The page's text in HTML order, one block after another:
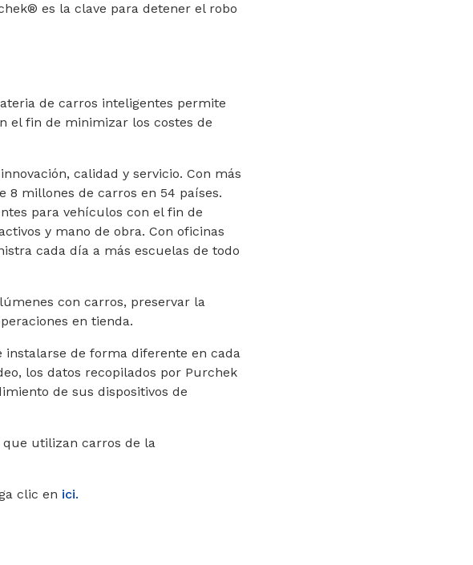
es la clave para detener el robo
de carros inteligentes permite
el fin de minimizar los costes de
calidad y servicio. Con más
8 millones de carros en 54 países.
para vehículos con el fin de
y mano de obra. Con oficinas
cada día a más escuelas de todo
con carros, preservar la
en tienda.
instalarse de forma diferente en cada
los datos recopilados por Purchek
de sus dispositivos de
utilizan carros de la
clic en ici.